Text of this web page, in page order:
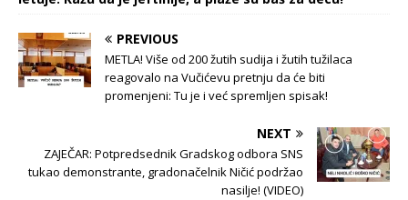
PREVIOUS
METLA! Više od 200 žutih sudija i žutih tužilaca
reagovalo na Vučićevu pretnju da će biti
promenjeni: Tu je i već spremljen spisak!
NEXT
ZAJEČAR: Potpredsednik Gradskog odbora SNS
tukao demonstrante, gradonačelnik Ničić podržao
nasilje! (VIDEO)